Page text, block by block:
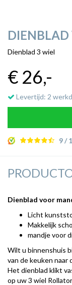
DIENBLAD
Dienblad 3 wiel
€ 26,-
Levertijd: 2
9 /
Dienblad voor
Licht
Makkelijk
mandje voor
Wilt u binnenshuis
van de keuken naar
Het dienblad klikt
op uw 3 wiel Rollator